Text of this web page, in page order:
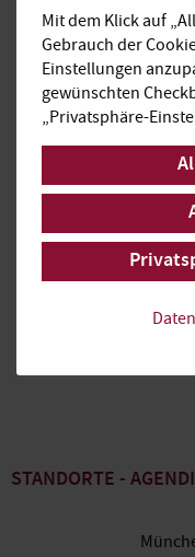
STANDORTE -
Mit dem Klick auf
Gebrauch der
Einstellungen
gewünschten
„Privatsphäre-